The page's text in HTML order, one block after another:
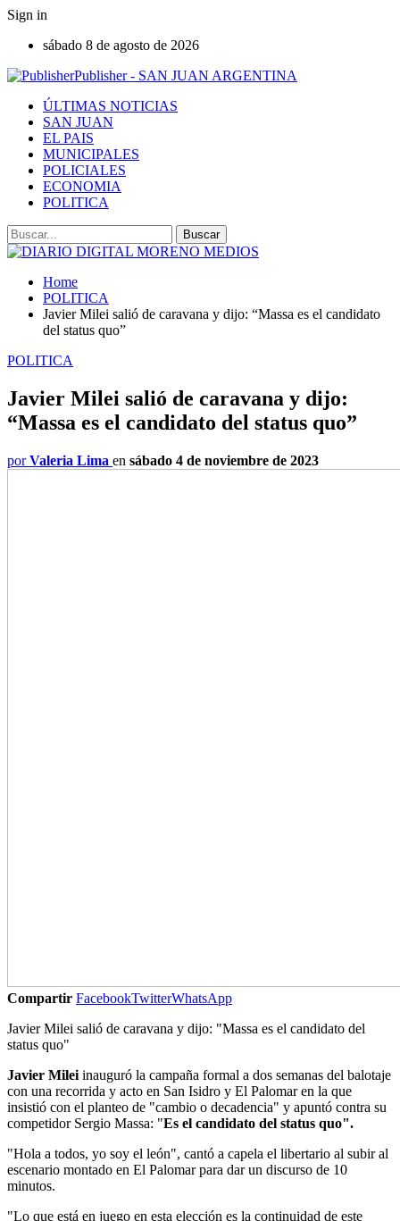
Sign in
sábado 8 de agosto de 2026
Publisher - SAN JUAN ARGENTINA
ÚLTIMAS NOTICIAS
SAN JUAN
EL PAIS
MUNICIPALES
POLICIALES
ECONOMIA
POLITICA
Home
POLITICA
Javier Milei salió de caravana y dijo: “Massa es el candidato
del status quo”
POLITICA
Javier Milei salió de caravana y dijo:
“Massa es el candidato del status quo”
porValeria Lima en sábado 4 de noviembre de 2023
Compartir FacebookTwitterWhatsApp
Javier Milei salió de caravana y dijo: "Massa es el candidato del
status quo"
Javier Milei inauguró la campaña formal a dos semanas del balotaje
con una recorrida y acto en San Isidro y El Palomar en la que
insistió con el planteo de "cambio o decadencia" y apuntó contra su
competidor Sergio Massa: "Es el candidato del status quo".
"Hola a todos, yo soy el león", cantó a capela el libertario al subir al
escenario montado en El Palomar para dar un discurso de 10
minutos.
"Lo que está en juego en esta elección es la continuidad de este